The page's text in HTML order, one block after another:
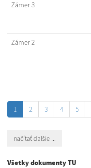
Zámer 3
Zámer 2
1 2 3 4 5
načítať ďalšie ...
Všetky dokumenty TU